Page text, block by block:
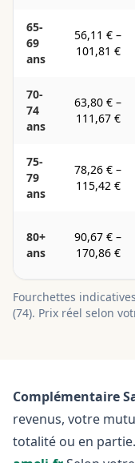
65-
69
ans
56,11 € –
101,81 €
70-
74
ans
63,80 € –
111,67 €
75-
79
ans
78,26 € –
115,42 €
80+
ans
90,67 € –
170,86 €
Fourchettes
(74). Prix réel selon
Complémentaire
revenus, votre
totalité ou en partie.